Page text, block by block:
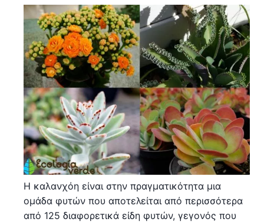
Η καλανχόη είναι στην πραγματικότητα μια
ομάδα φυτών που αποτελείται από περισσότερα
από 125 διαφορετικά είδη φυτών, γεγονός που